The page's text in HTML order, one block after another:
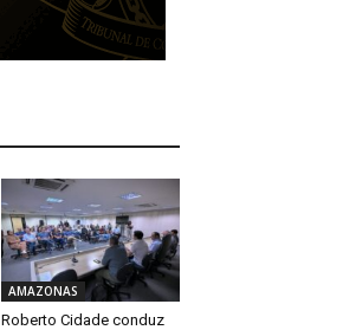
AMAZONAS
Roberto Cidade conduz